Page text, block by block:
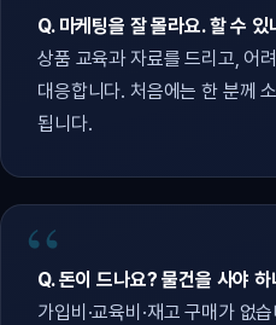
Q. 마케팅을 잘 몰라요. 할 수 있
상품 교육과 자료를 드리고, 어
대응합니다. 처음에는 한 분께
됩니다.
Q. 돈이 드나요? 물건을 사야
가입비·교육비·재고 구매가 없